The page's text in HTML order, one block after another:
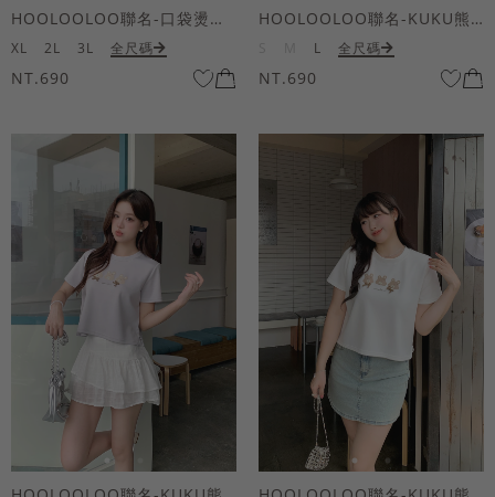
HOOLOOLOO聯名-口袋燙金KUKU熊短袖上衣
XL 2L 3L 全尺碼
NT.690
HOOLOOLOO聯名-KUKU熊蝴蝶結短袖上衣
L 全尺碼
NT.690